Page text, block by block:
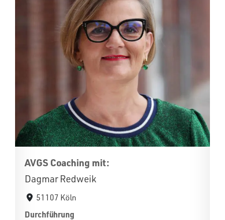
AVGS Coaching mit:
Dagmar Redweik
51107 Köln
Durchführung